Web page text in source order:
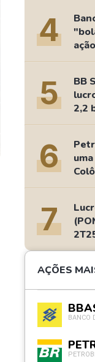
4
5
BB
2,2
6
7
AÇÕES
BANCO